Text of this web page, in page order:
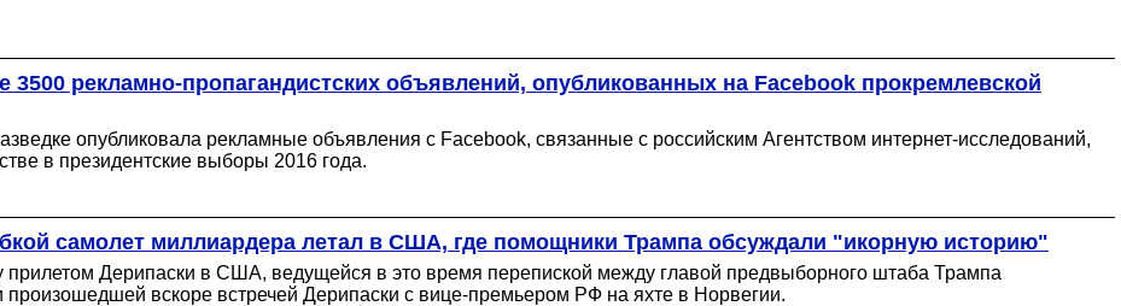
рекламно-пропагандистских объявлений, опубликованных на Facebook прокремлевской
опубликовала рекламные объявления с Facebook, связанные с российским Агентством интернет-исследований,
в президентские выборы 2016 года.
самолет миллиардера летал в США, где помощники Трампа обсуждали "икорную историю"
прилетом Дерипаски в США, ведущейся в это время перепиской между главой предвыборного штаба Трампа
вскоре встречей Дерипаски с вице-премьером РФ на яхте в Норвегии.